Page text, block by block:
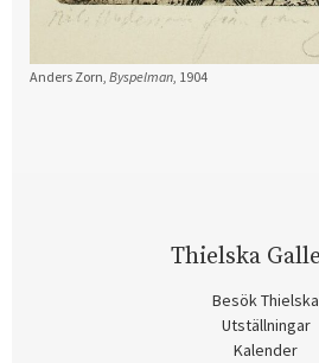
Anders Zorn, Byspelman, 1904
Thielska
Besök Thielska
Utställningar
Kalender